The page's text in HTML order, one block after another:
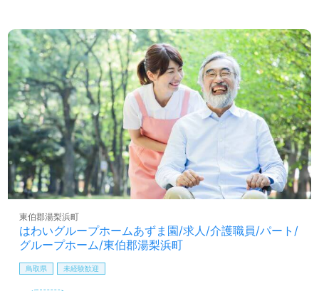
はわいグループホームあずま園/求人/介護職員/パート/
グループホーム/東伯郡湯梨浜町
東伯郡湯梨浜町
鳥取県 未経験歓迎